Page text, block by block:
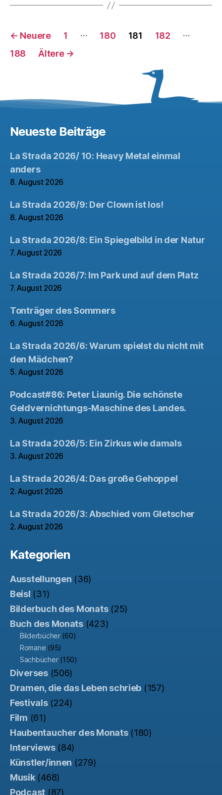
Seitennummerierung
Beiträge
← Neuere 1 … 180 181 182
…
188
Ältere →
Neueste Beiträge
La Strada 2026/ 10: Heavy Metal einmal
anders
8. August 2026
La Strada 2026/9: Der Clown ist los!
8. August 2026
La Strada 2026/8: Ein Spiegelbild in der Natur
7. August 2026
La Strada 2026/7: Im Park und auf dem Platz
7. August 2026
Tonträger des Sommers
6. August 2026
La Strada 2026/6: Warum spielst du nicht mit
den Mädchen?
5. August 2026
Podcast#86: Peter Liaunig. Die schönste
Geldvernichtungs-Maschine des Landes.
3. August 2026
La Strada 2026/5: Ein Zirkus wie damals
3. August 2026
La Strada 2026/4: Das große Gehoppel
2. August 2026
La Strada 2026/3: Abschied vom Gletscher
2. August 2026
Kategorien
Ausstellungen (36)
Beisl (31)
Bilderbuch des Monats(25)
Buch des Monats(423)
Bilderbücher(60)
Romane (95)
Sachbücher(150)
Diverses(506)
Dramen, die das Leben schrieb (157)
Festivals(224)
Film (61)
Haubentaucher des Monats(180)
Interviews(84)
Künstler/innen (279)
Musik(468)
Podcast (87)